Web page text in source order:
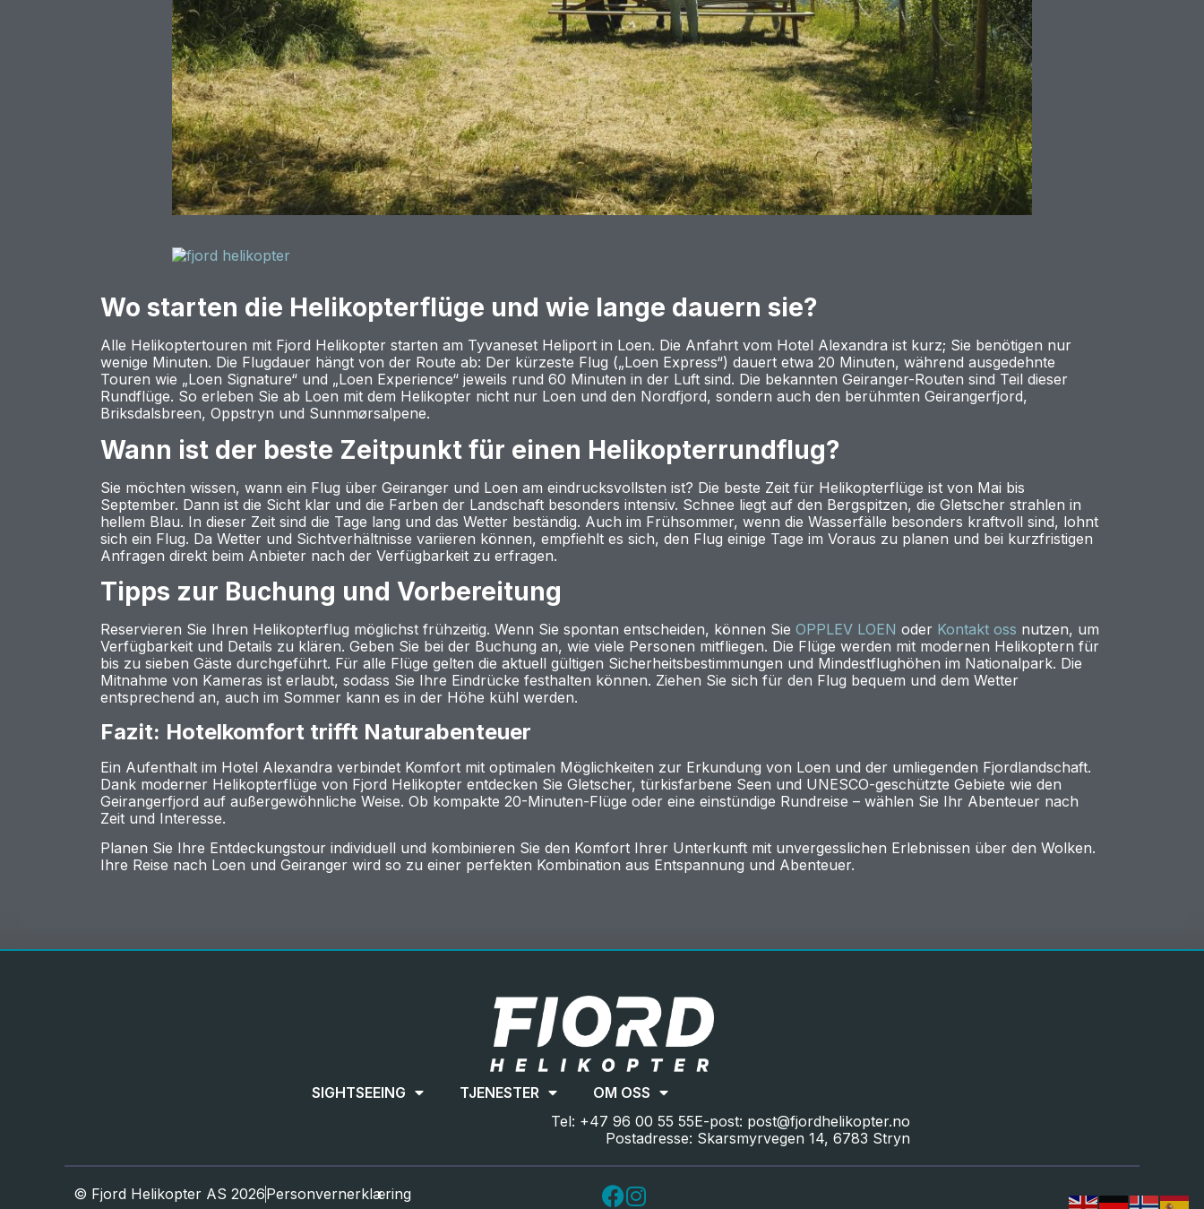
Wo starten die Helikopterflüge und wie lange dauern sie?
Alle Helikoptertouren mit Fjord Helikopter starten am Tyvaneset Heliport in Loen. Die Anfahrt vom Hotel Alexandra ist kurz; Sie benötigen nur
wenige Minuten. Die Flugdauer hängt von der Route ab: Der kürzeste Flug („Loen Express“) dauert etwa 20 Minuten, während ausgedehnte
Touren wie „Loen Signature“ und „Loen Experience“ jeweils rund 60 Minuten in der Luft sind. Die bekannten Geiranger-Routen sind Teil dieser
Rundflüge. So erleben Sie ab Loen mit dem Helikopter nicht nur Loen und den Nordfjord, sondern auch den berühmten Geirangerfjord,
Briksdalsbreen, Oppstryn und Sunnmørsalpene.
Wann ist der beste Zeitpunkt für einen Helikopterrundflug?
Sie möchten wissen, wann ein Flug über Geiranger und Loen am eindrucksvollsten ist? Die beste Zeit für Helikopterflüge ist von Mai bis
September. Dann ist die Sicht klar und die Farben der Landschaft besonders intensiv. Schnee liegt auf den Bergspitzen, die Gletscher strahlen in
hellem Blau. In dieser Zeit sind die Tage lang und das Wetter beständig. Auch im Frühsommer, wenn die Wasserfälle besonders kraftvoll sind, lohnt
sich ein Flug. Da Wetter und Sichtverhältnisse variieren können, empfiehlt es sich, den Flug einige Tage im Voraus zu planen und bei kurzfristigen
Anfragen direkt beim Anbieter nach der Verfügbarkeit zu erfragen.
Tipps zur Buchung und Vorbereitung
Reservieren Sie Ihren Helikopterflug möglichst frühzeitig. Wenn Sie spontan entscheiden, können Sie OPPLEV LOEN oder Kontakt oss nutzen, um
Verfügbarkeit und Details zu klären. Geben Sie bei der Buchung an, wie viele Personen mitfliegen. Die Flüge werden mit modernen Helikoptern für
bis zu sieben Gäste durchgeführt. Für alle Flüge gelten die aktuell gültigen Sicherheitsbestimmungen und Mindestflughöhen im Nationalpark. Die
Mitnahme von Kameras ist erlaubt, sodass Sie Ihre Eindrücke festhalten können. Ziehen Sie sich für den Flug bequem und dem Wetter
entsprechend an, auch im Sommer kann es in der Höhe kühl werden.
Fazit: Hotelkomfort trifft Naturabenteuer
Ein Aufenthalt im Hotel Alexandra verbindet Komfort mit optimalen Möglichkeiten zur Erkundung von Loen und der umliegenden Fjordlandschaft.
Dank moderner Helikopterflüge von Fjord Helikopter entdecken Sie Gletscher, türkisfarbene Seen und UNESCO-geschützte Gebiete wie den
Geirangerfjord auf außergewöhnliche Weise. Ob kompakte 20-Minuten-Flüge oder eine einstündige Rundreise – wählen Sie Ihr Abenteuer nach
Zeit und Interesse.
Planen Sie Ihre Entdeckungstour individuell und kombinieren Sie den Komfort Ihrer Unterkunft mit unvergesslichen Erlebnissen über den Wolken.
Ihre Reise nach Loen und Geiranger wird so zu einer perfekten Kombination aus Entspannung und Abenteuer.
SIGHTSEEING TJENESTER
OM OSS
Tel: +47 96 00 55 55E-post: post@fjordhelikopter.no
Postadresse: Skarsmyrvegen 14, 6783 Stryn
© Fjord Helikopter AS 2026Personvernerklæring